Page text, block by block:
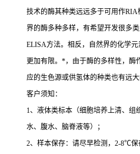
技术的酶其种类远远多于可用作RIA
界的酶多种多样，有希望开发很多
ELISA方法。相反，自然界的化学
更加有限。 *，由于酶的多样性，酶
应的生色源或供氢体的种类也有远大
客户须知：
1、液体类标本（细胞培养上清、组
水、腹水、脑脊液等）；
2、样本保存：请尽早检测， 2-8℃保